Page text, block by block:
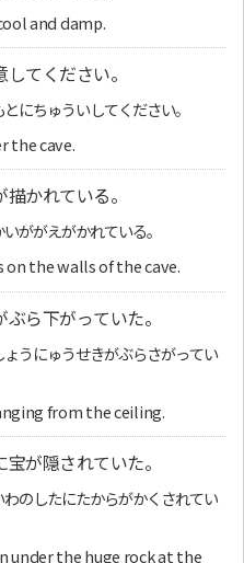
and damp.
てください。
にちゅういしてください。
the cave.
かれている。
ががえがかれている。
the walls of the cave.
ら下がっていた。
うにゅうせきがぶらさがってい
from the ceiling.
が隠されていた。
のしたにたからがかくされてい
under the huge rock at the